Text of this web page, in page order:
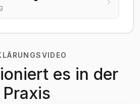
es in der
Praxis